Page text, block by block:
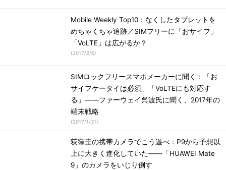
Mobile Weekly Top10：なくしたタブレットを
めちゃくちゃ追跡／SIMフリーに「おサイフ」
「VoLTE」は広がるか？
(2017/2/6)
SIMロックフリースマホメーカーに聞く：「お
サイフケータイは必須」「VoLTEにも対応す
る」――ファーウェイ呉波氏に聞く、2017年の
端末戦略
(2017/1/31)
荻窪圭の携帯カメラでこう遊べ：P9から予想以
上に大きく進化していた――「HUAWEI Mate
9」のカメラをいじり倒す